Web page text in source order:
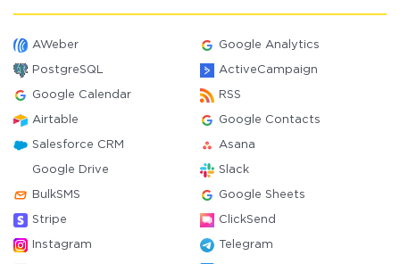
AWeber Google Analytics
PostgreSQL ActiveCampaign
Google Calendar RSS
Airtable Google Contacts
Salesforce CRM Asana
Google Drive Slack
BulkSMS Google Sheets
Stripe ClickSend
Instagram Telegram